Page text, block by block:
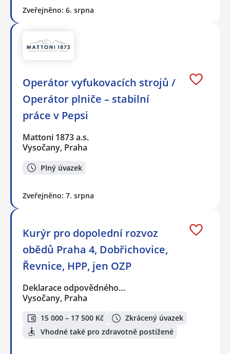
Zveřejněno: 6. srpna
Operátor vyfukovacích strojů /
Operátor plniče – stabilní
práce v Pepsi
Mattoni 1873 a.s.
Vysočany, Praha
Plný úvazek
Zveřejněno: 7. srpna
Kurýr pro dopolední rozvoz
obědů Praha 4, Dobřichovice,
Řevnice, HPP, jen OZP
Deklarace odpovědného…
Vysočany, Praha
15 000 – 17 500 Kč
Zkrácený úvazek
Vhodné také pro zdravotně postižené